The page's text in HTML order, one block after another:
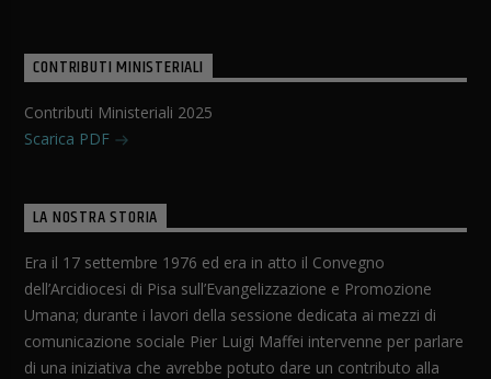
CONTRIBUTI MINISTERIALI
Contributi Ministeriali 2025
Scarica PDF
LA NOSTRA STORIA
Era il 17 settembre 1976 ed era in atto il Convegno
dell’Arcidiocesi di Pisa sull’Evangelizzazione e Promozione
Umana; durante i lavori della sessione dedicata ai mezzi di
comunicazione sociale Pier Luigi Maffei intervenne per parlare
di una iniziativa che avrebbe potuto dare un contributo alla